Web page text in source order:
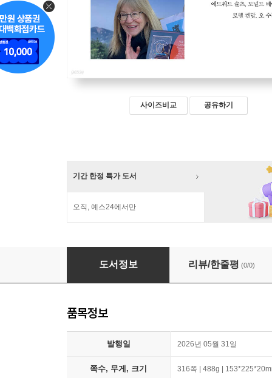
사이즈비교 공유하기
기간 한정 특가 도서
오직, 예스24에서만
주한 미 평화봉사단과 한국학의 길
도서정보 리뷰/한줄평 (0/0)
품목정보
발행일 2026년 05월 31일
쪽수, 무게, 크기 316쪽 | 488g |